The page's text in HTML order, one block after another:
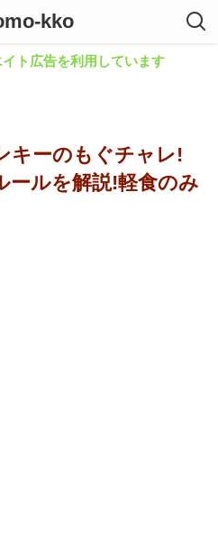
kko
ト広告を利用しています
キーのもぐチャレ!
ールを解説!軽食のみ